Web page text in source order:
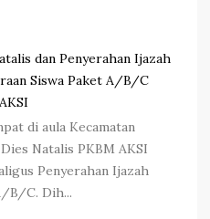
dan Penyerahan Ijazah
Siswa Paket A/B/C
di aula Kecamatan
Natalis PKBM AKSI
Penyerahan Ijazah
B/C. Dih...